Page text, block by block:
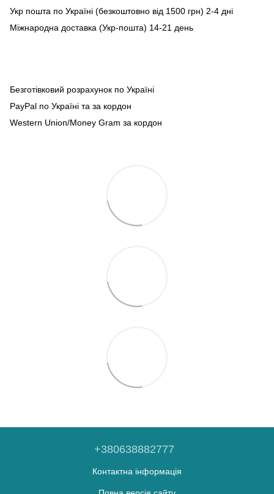
Укр пошта по Україні (безкоштовно від 1500 грн) 2-4 дні
Міжнародна доставка (Укр-пошта) 14-21 день
Безготівковий розрахунок по Україні
PayPal по Україні та за кордон
Western Union/Money Gram за кордон
+380638882777
Контактна інформація